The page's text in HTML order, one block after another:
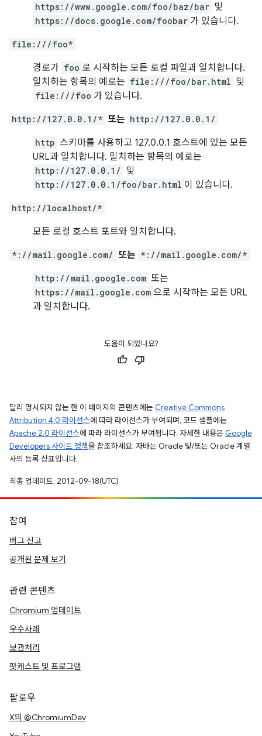
https://www.google.com/foo/baz/bar 및
https://docs.google.com/foobar 가 있습니다.
file:///foo*
경로가 foo 로 시작하는 모든 로컬 파일과 일치합니다.
일치하는 항목의 예로는 file:///foo/bar.html 및
file:///foo 가 있습니다.
http://127.0.0.1/* 또는 http://127.0.0.1/
http 스키마를 사용하고 127.0.0.1 호스트에 있는 모든
URL과 일치합니다. 일치하는 항목의 예로는
http://127.0.0.1/ 및
http://127.0.0.1/foo/bar.html 이 있습니다.
http://localhost/*
모든 로컬 호스트 포트와 일치합니다.
*://mail.google.com/ 또는 *://mail.google.com/*
http://mail.google.com 또는
https://mail.google.com 으로 시작하는 모든 URL
과 일치합니다.
도움이 되었나요?
달리 명시되지 않는 한 이 페이지의 콘텐츠에는 Creative Commons
Attribution 4.0 라이선스에 따라 라이선스가 부여되며, 코드 샘플에는
Apache 2.0 라이선스에 따라 라이선스가 부여됩니다. 자세한 내용은 Google
Developers 사이트 정책을 참조하세요. 자바는 Oracle 및/또는 Oracle 계열
사의 등록 상표입니다.
최종 업데이트: 2012-09-18(UTC)
참여
버그 신고
공개된 문제 보기
관련 콘텐츠
Chromium 업데이트
우수사례
보관처리
팟캐스트 및 프로그램
팔로우
X의 @ChromiumDev